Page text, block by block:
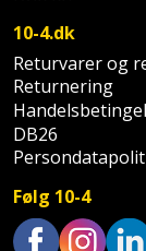
og
Stålbørste
Stemmejern
Stige
Multicutter
Multisliber
Overfræser
Redskabsskur
Rengøring
Shelter
Sikkerhed
i
10-4.dk
Returvarer og
Returnering
DB26
Følg 10-4